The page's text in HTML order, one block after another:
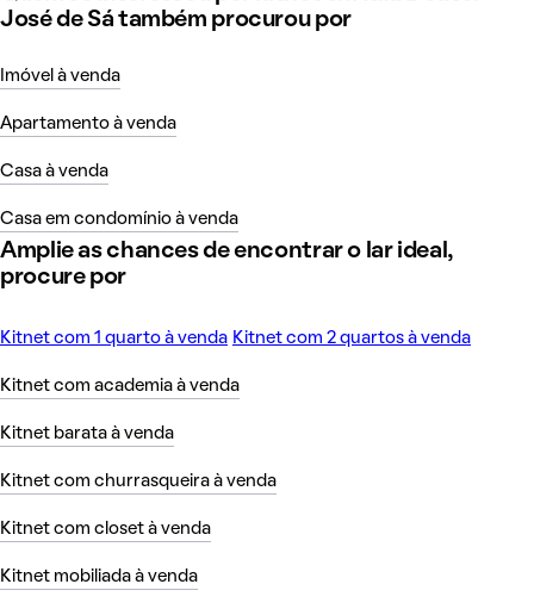
José de Sá também procurou por
Imóvel à venda
Apartamento à venda
Casa à venda
Casa em condomínio à venda
Amplie as chances de encontrar o lar ideal,
procure por
Kitnet com 1 quarto à venda Kitnet com 2 quartos à venda
Kitnet com academia à venda
Kitnet barata à venda
Kitnet com churrasqueira à venda
Kitnet com closet à venda
Kitnet mobiliada à venda